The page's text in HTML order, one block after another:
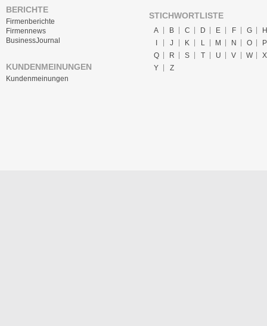
BERICHTE
Firmenberichte
Firmennews
BusinessJournal
KUNDENMEINUNGEN
Kundenmeinungen
STICHWORTLISTE
A B C D E F G
H
J K L M N O
P
Q
R S T U V W
X
Y
Z